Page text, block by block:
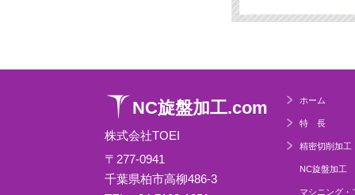
NC旋盤加工.com
株式会社TOEI
〒277-0941
千葉県柏市高柳486-3
ホーム
特 長
精密切削加工
NC旋盤加工
マシニング・